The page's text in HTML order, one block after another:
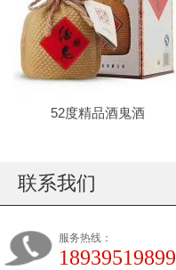
52度精品酒鬼酒
联系我们
服务热线：
18939519899